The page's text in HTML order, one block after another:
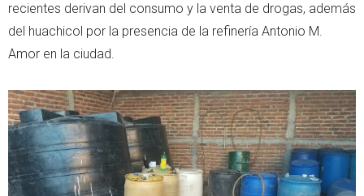
recientes derivan del consumo y la venta de drogas, además
del huachicol por la presencia de la refinería Antonio M.
Amor en la ciudad.